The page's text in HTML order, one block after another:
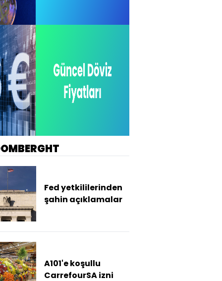
Fed yetkililerinden
şahin açıklamalar
A101'e koşullu
CarrefourSA izni